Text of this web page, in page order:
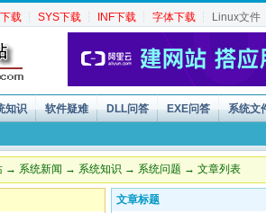
载 ┆ SYS下载 ┆ INF下载 ┆ 字体下载 ┆ Linux文件
知识 软件疑难 DLL问答 EXE问答 系统文
→ 系统新闻 → 系统知识 → 系统问题 → 文章列表
文章标题